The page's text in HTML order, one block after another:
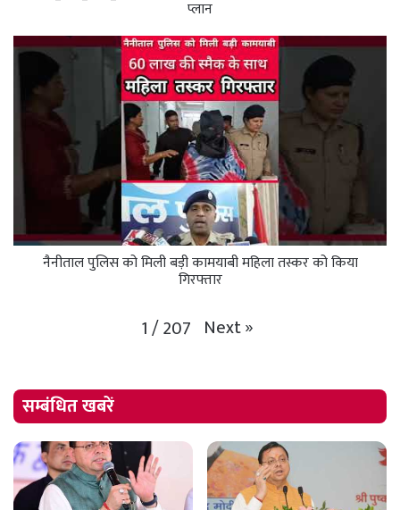
प्लान
नैनीताल पुलिस को मिली बड़ी कामयाबी महिला तस्कर को किया
गिरफ्तार
1/207 Next»
सम्बंधित खबरें